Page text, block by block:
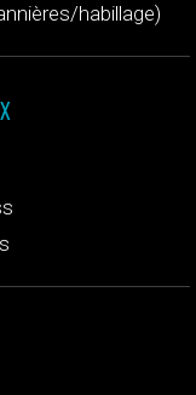
habillage)